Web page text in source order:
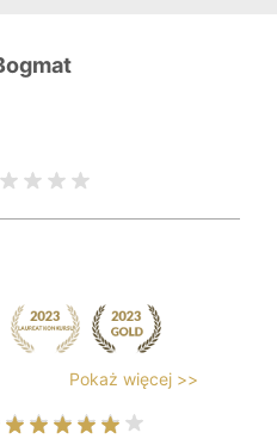
Pokaż więcej >>